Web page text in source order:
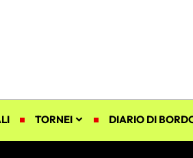
TORNEI DIARIO DI